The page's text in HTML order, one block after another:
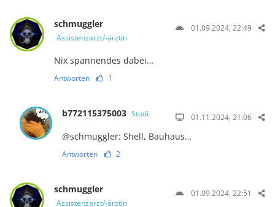
schmuggler
Assistenzarzt/-ärztin
01.09.2024, 22:49
Nix spannendes dabei…
Antworten 1
b772115375003 Studi 01.11.2024, 21:06
@schmuggler: Shell, Bauhaus…
Antworten 2
schmuggler
Assistenzarzt/-ärztin
01.09.2024, 22:51